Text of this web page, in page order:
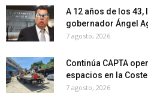
A 12 años de los 43,
gobernador Ángel
7 agosto, 2026
Continúa CAPTA
espacios en la
7 agosto, 2026